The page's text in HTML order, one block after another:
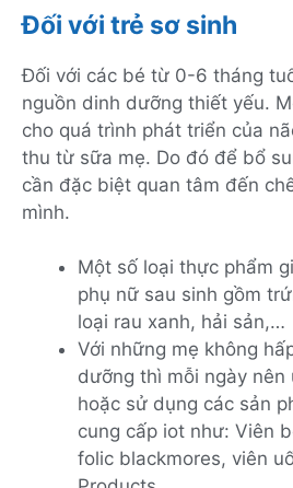
Đối với trẻ sơ sinh
Đối với các bé từ 0-6 tháng
nguồn dinh dưỡng thiết yếu.
cho quá trình phát triển của
thu từ sữa mẹ. Do đó để bổ
cần đặc biệt quan tâm đến
mình.
Một số loại thực phẩm
phụ nữ sau sinh gồm
loại rau xanh, hải sản,…
Với những mẹ không
dưỡng thì mỗi ngày nên
hoặc sử dụng các sản
cung cấp iot như: Viên
folic blackmores, viên